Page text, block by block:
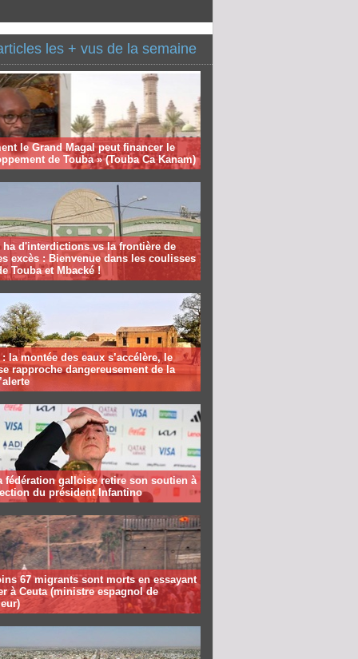
les + vus de la semaine
le Grand Magal peut financer le
de Touba » (Touba Ca Kanam)
ha d'interdictions vs la frontière de
excès : Bienvenue dans les coulisses
Touba et Mbacké !
la montée des eaux s’accélère, le
rapproche dangereusement de la
fédération galloise retire son soutien à
du président Infantino
67 migrants sont morts en essayant
à Ceuta (ministre espagnol de